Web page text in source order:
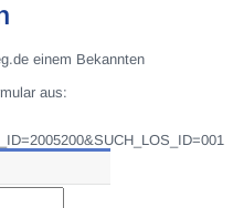
einem Bekannten
aus: